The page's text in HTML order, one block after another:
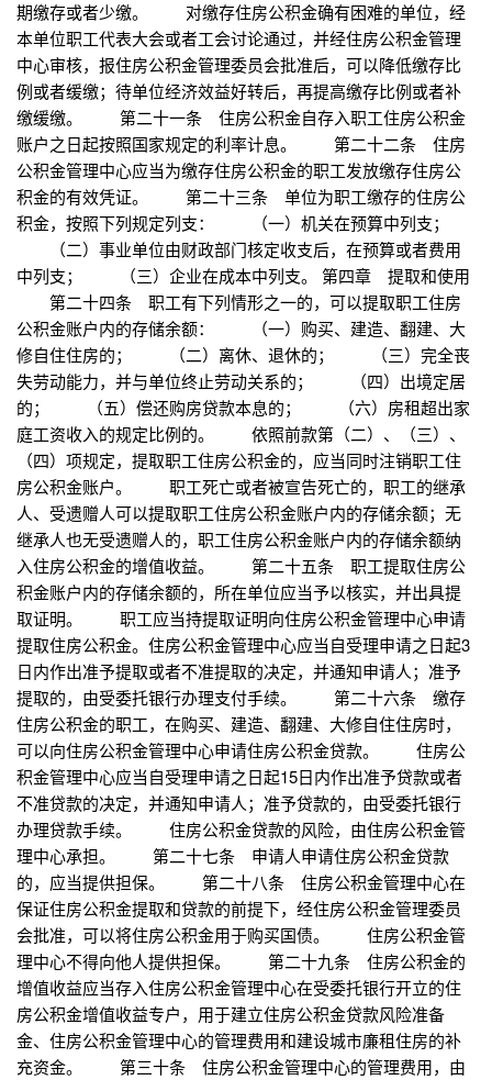
期缴存或者少缴。 对缴存住房公积金确有困难的单位，经
本单位职工代表大会或者工会讨论通过，并经住房公积金管理
中心审核，报住房公积金管理委员会批准后，可以降低缴存比
例或者缓缴；待单位经济效益好转后，再提高缴存比例或者补
缴缓缴。 第二十一条 住房公积金自存入职工住房公积金
账户之日起按照国家规定的利率计息。 第二十二条 住房
公积金管理中心应当为缴存住房公积金的职工发放缴存住房公
积金的有效凭证。 第二十三条 单位为职工缴存的住房公
积金，按照下列规定列支： （一）机关在预算中列支；
（二）事业单位由财政部门核定收支后，在预算或者费用
中列支； （三）企业在成本中列支。 第四章 提取和使用
第二十四条 职工有下列情形之一的，可以提取职工住房
公积金账户内的存储余额： （一）购买、建造、翻建、大
修自住住房的； （二）离休、退休的； （三）完全丧
失劳动能力，并与单位终止劳动关系的； （四）出境定居
的； （五）偿还购房贷款本息的； （六）房租超出家
庭工资收入的规定比例的。 依照前款第（二）、（三）、
（四）项规定，提取职工住房公积金的，应当同时注销职工住
房公积金账户。 职工死亡或者被宣告死亡的，职工的继承
人、受遗赠人可以提取职工住房公积金账户内的存储余额；无
继承人也无受遗赠人的，职工住房公积金账户内的存储余额纳
入住房公积金的增值收益。 第二十五条 职工提取住房公
积金账户内的存储余额的，所在单位应当予以核实，并出具提
取证明。 职工应当持提取证明向住房公积金管理中心申请
提取住房公积金。住房公积金管理中心应当自受理申请之日起3
日内作出准予提取或者不准提取的决定，并通知申请人；准予
提取的，由受委托银行办理支付手续。 第二十六条 缴存
住房公积金的职工，在购买、建造、翻建、大修自住住房时，
可以向住房公积金管理中心申请住房公积金贷款。 住房公
积金管理中心应当自受理申请之日起15日内作出准予贷款或者
不准贷款的决定，并通知申请人；准予贷款的，由受委托银行
办理贷款手续。 住房公积金贷款的风险，由住房公积金管
理中心承担。 第二十七条 申请人申请住房公积金贷款
的，应当提供担保。 第二十八条 住房公积金管理中心在
保证住房公积金提取和贷款的前提下，经住房公积金管理委员
会批准，可以将住房公积金用于购买国债。 住房公积金管
理中心不得向他人提供担保。 第二十九条 住房公积金的
增值收益应当存入住房公积金管理中心在受委托银行开立的住
房公积金增值收益专户，用于建立住房公积金贷款风险准备
金、住房公积金管理中心的管理费用和建设城市廉租住房的补
充资金。 第三十条 住房公积金管理中心的管理费用，由